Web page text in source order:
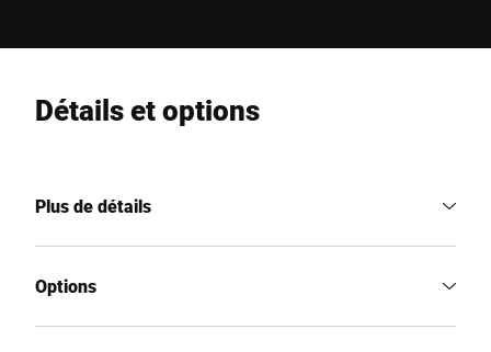
Détails et options
Plus de détails
Options